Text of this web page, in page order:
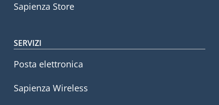
Sapienza Store
SERVIZI
Posta elettronica
Sapienza Wireless